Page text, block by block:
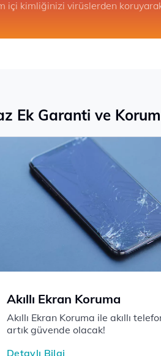
içi kimliğinizi virüslerden
Ek Garanti ve
Akıllı Ekran Koruma
Akıllı Ekran Koruma ile akıllı
artık güvende olacak!
Detaylı Bilgi